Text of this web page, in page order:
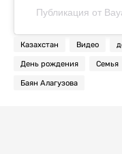
Публикация от
Казахстан Видео
День рождения Семья
Баян Алагузова